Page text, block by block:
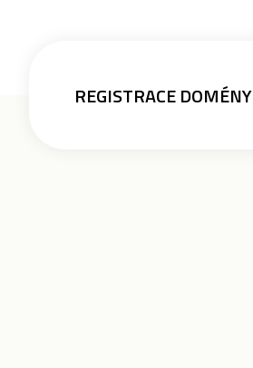
REGISTRACE DOMÉNY